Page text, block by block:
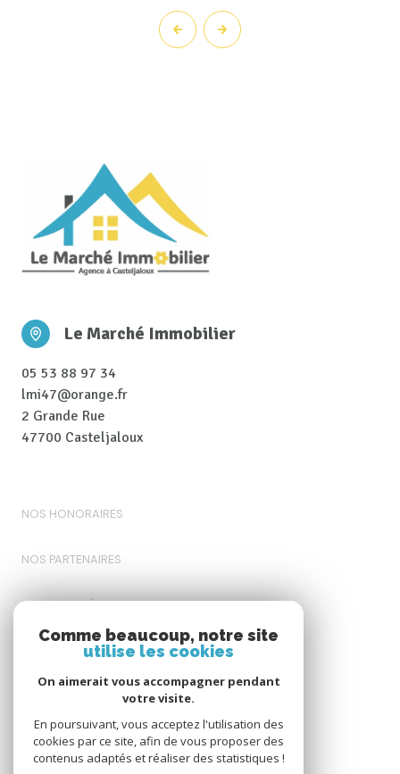
Le Marché Immobilier
05 53 88 97 34
lmi47@orange.fr
2 Grande Rue
47700 Casteljaloux
NOS HONORAIRES
NOS PARTENAIRES
MENTIONS LÉGALES
COOKIES
Comme beaucoup, notre site
utilise les cookies
On aimerait vous accompagner pendant
votre visite.
En poursuivant, vous acceptez l'utilisation des
cookies par ce site, afin de vous proposer des
contenus adaptés et réaliser des statistiques !